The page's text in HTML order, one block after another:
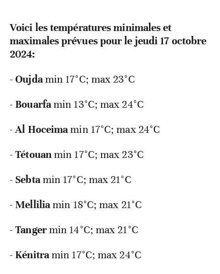
Voici les températures minimales et
maximales prévues pour le jeudi 17 octobre
2024:
-Oujdamin 17°C; max 23°C
-Bouarfamin 13°C; max 24°C
-Al Hoceimamin 17°C; max 24°C
-Tétouanmin 17°C; max 23°C
- Sebtamin 17°C; max 21°C
-Melliliamin 18°C; max 21°C
-Tangermin 14°C; max 21°C
-Kénitramin 17°C; max 24°C